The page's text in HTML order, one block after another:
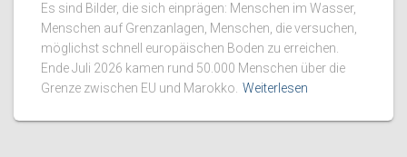
Es sind Bilder, die sich einprägen: Menschen im Wasser,
Menschen auf Grenzanlagen, Menschen, die versuchen,
möglichst schnell europäischen Boden zu erreichen.
Ende Juli 2026 kamen rund 50.000 Menschen über die
Grenze zwischen EU und Marokko. Weiterlesen